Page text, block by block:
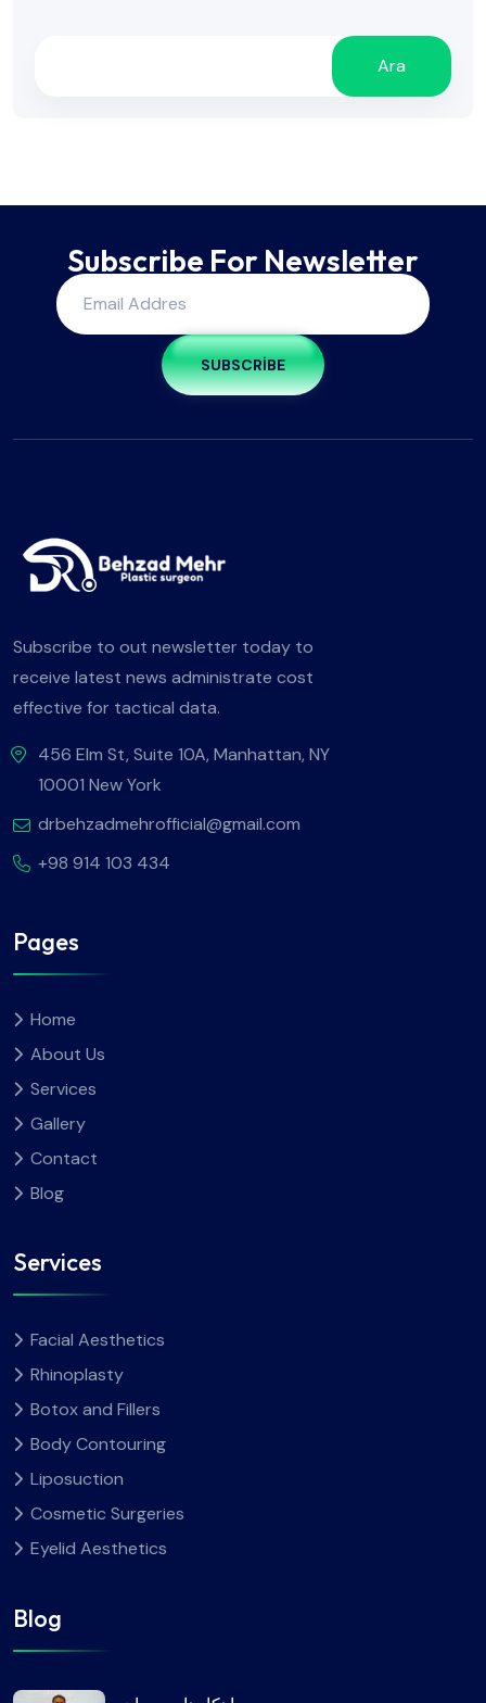
Ara
Subscribe For Newsletter
SUBSCRIBE
Subscribe to out newsletter today to
receive latest news administrate cost
effective for tactical data.
456 Elm St, Suite 10A, Manhattan, NY
10001 New York
drbehzadmehrofficial@gmail.com
+98 914 103 434
Pages
Home
About Us
Services
Gallery
Contact
Blog
Services
Facial Aesthetics
Rhinoplasty
Botox and Fillers
Body Contouring
Liposuction
Cosmetic Surgeries
Eyelid Aesthetics
Blog